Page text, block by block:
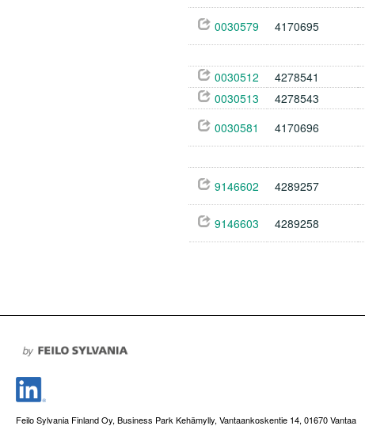
0030579 4170695
0030512
4278541
0030513
4278543
0030581
4170696
9146602
4289257
9146603 4289258
Feilo Sylvania Finland Oy, Business Park Kehämylly, Vantaankoskentie 14, 01670 Vantaa